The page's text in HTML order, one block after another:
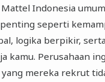
Indonesia
seperti
logika berpikir,
kamu. Perusahaan
mereka rekrut